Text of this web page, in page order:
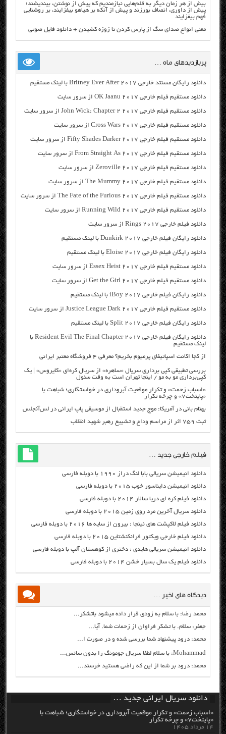
بیش از هر زمان دیگر به قلم‌هایی نیازمندیم که پیش از نوشتن، بیندیشند؛
پیش از داوری، انصاف بورزند و پیش از آنکه بر هیاهو بیفزایند، بر روشنایی
فهم بیفزایند
معنی انواع صدای سگ از پارس کردن تا زوزه کشیدن + دانلود فایل صوتی
پربازدیدهای ماه …
دانلود رایگان مسنتد خارجی Britney Ever After 2017 با لینک مستقیم
دانلود مستقیم فیلم خارجی OK Jaanu 2017 از سرور سایت
دانلود مستقیم فیلم خارجی John Wick: Chapter 2 2017 از سرور سایت
دانلود مستقیم فیلم خارجی Cross Wars 2017 از سرور سایت
دانلود مستقیم فیلم خارجی Fifty Shades Darker 2017 از سرور سایت
دانلود مستقیم فیلم خارجی From Straight As 2017 از سرور سایت
دانلود مستقیم فیلم خارجی Zeroville 2017 از سرور سایت
دانلود مستقیم فیلم خارجی The Mummy 2017 از سرور سایت
دانلود مستقیم فیلم خارجی The Fate of the Furious 2017 از سرور سایت
دانلود مستقیم فیلم خارجی Running Wild 2017 از سرور سایت
دانلود فیلم خارجی Rings 2017 از سرور سایت
دانلود رایگان فیلم خارجی Dunkirk 2017 با لینک مستقیم
دانلود رایگان فیلم خارجی Eloise 2017 با لینک مستقیم
دانلود مستقیم فیلم خارجی Essex Heist 2017 از سرور سایت
دانلود مستقیم فیلم خارجی Get the Girl 2017 از سرور سایت
دانلود رایگان فیلم خارجی iBoy 2017 با لینک مستقیم
دانلود مستقیم فیلم خارجی Justice League Dark 2017 از سرور سایت
دانلود رایگان فیلم خارجی Split 2017 با لینک مستقیم
دانلود رایگان فیلم خارجی Resident Evil The Final Chapter 2017 با
لینک مستقیم
از کجا اکانت اسپاتیفای پرمیوم بخریم؟ معرفی ۴ فروشگاه معتبر ایرانی
بررسی تطبیقی کپی برداری سریال «ساهره» از سریال کره‌ای «کایروس» | یک
کپی‌برداری مو به مو / اینجا تهران است به وقت سئول
«اسباب زحمت» و تکرار موقعیت آبروداری در خواستگاری؛ شباهت با
«پایتخت۷» و چرخه تکرار
بهنام بانی در آمریکا: موج جدید استقبال از موسیقی پاپ ایرانی در لس‌آنجلس
ثبت ۷۵۹ اثر از مراسم وداع و تشییع رهبر شهید انقلاب
فیلم خارجی جدید …
دانلود انیمیشن سریالی بابا لنگ دراز ۱۹۹۰ با دوبله فارسی
دانلود انیمیشن دایناسور خوب ۲۰۱۵ با دوبله فارسی
دانلود فیلم کره ای دریا سالار ۲۰۱۴ با دوبله فارسی
دانلود سریال آخرین مرد روی زمین ۲۰۱۵ با دوبله فارسی
دانلود فیلم لاکپشت های نینجا : بیرون از سایه ها ۲۰۱۶ با دوبله فارسی
دانلود فیلم خارجی ویکتور فرانکنشتاین ۲۰۱۵ با دوبله فارسی
دانلود انیمیشن سریالی هایدی : دختری از کوهستان آلپ با دوبله فارسی
دانلود فیلم یک سال بسیار خشن ۲۰۱۴ با دوبله فارسی
دیدگاه های اخیر …
محمد رضا: با سلام به زودی قرار داده میشود باتشکر...
جعفر: سلام. با تشکر فراوان از زحمات شما. آیا...
محمد: درود پیشنهاد شما بررسی شده و در صورت ا...
Mohammad: با سلام لطفا سریال جومونگ را بدون سانس...
محمد: درود بر شما از این که راضی هستید خرسند...
دانلود سریال ایرانی جدید …
«اسباب زحمت» و تکرار موقعیت آبروداری در خواستگاری؛ شباهت با
«پایتخت۷» و چرخه تکرار
۱۴ مرداد ۱۴۰۵